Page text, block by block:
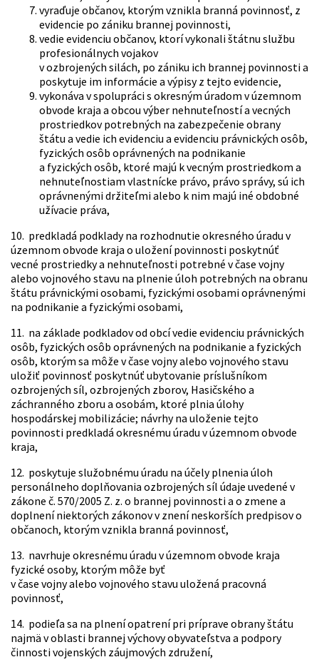
vyraďuje občanov, ktorým vznikla branná povinnosť, z
evidencie po zániku brannej povinnosti,
vedie evidenciu občanov, ktorí vykonali štátnu službu
profesionálnych vojakov
v ozbrojených silách, po zániku ich brannej povinnosti a
poskytuje im informácie a výpisy z tejto evidencie,
vykonáva v spolupráci s okresným úradom v územnom
obvode kraja a obcou výber nehnuteľností a vecných
prostriedkov potrebných na zabezpečenie obrany
štátu a vedie ich evidenciu a evidenciu právnických osôb,
fyzických osôb oprávnených na podnikanie
a fyzických osôb, ktoré majú k vecným prostriedkom a
nehnuteľnostiam vlastnícke právo, právo správy, sú ich
oprávnenými držiteľmi alebo k nim majú iné obdobné
užívacie práva,
10. predkladá podklady na rozhodnutie okresného úradu v
územnom obvode kraja o uložení povinnosti poskytnúť
vecné prostriedky a nehnuteľnosti potrebné v čase vojny
alebo vojnového stavu na plnenie úloh potrebných na obranu
štátu právnickými osobami, fyzickými osobami oprávnenými
na podnikanie a fyzickými osobami,
11. na základe podkladov od obcí vedie evidenciu právnických
osôb, fyzických osôb oprávnených na podnikanie a fyzických
osôb, ktorým sa môže v čase vojny alebo vojnového stavu
uložiť povinnosť poskytnúť ubytovanie príslušníkom
ozbrojených síl, ozbrojených zborov, Hasičského a
záchranného zboru a osobám, ktoré plnia úlohy
hospodárskej mobilizácie; návrhy na uloženie tejto
povinnosti predkladá okresnému úradu v územnom obvode
kraja,
12. poskytuje služobnému úradu na účely plnenia úloh
personálneho doplňovania ozbrojených síl údaje uvedené v
zákone č. 570/2005 Z. z. o brannej povinnosti a o zmene a
doplnení niektorých zákonov v znení neskorších predpisov o
občanoch, ktorým vznikla branná povinnosť,
13. navrhuje okresnému úradu v územnom obvode kraja
fyzické osoby, ktorým môže byť
v čase vojny alebo vojnového stavu uložená pracovná
povinnosť,
14. podieľa sa na plnení opatrení pri príprave obrany štátu
najmä v oblasti brannej výchovy obyvateľstva a podpory
činnosti vojenských záujmových združení,